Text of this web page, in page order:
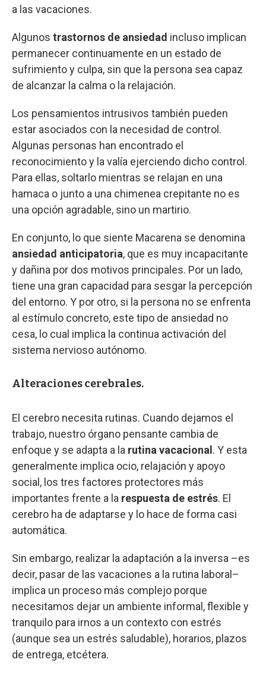
a las vacaciones.
Algunos trastornos de ansiedad incluso implican
permanecer continuamente en un estado de
sufrimiento y culpa, sin que la persona sea capaz
de alcanzar la calma o la relajación.
Los pensamientos intrusivos también pueden
estar asociados con la necesidad de control.
Algunas personas han encontrado el
reconocimiento y la valía ejerciendo dicho control.
Para ellas, soltarlo mientras se relajan en una
hamaca o junto a una chimenea crepitante no es
una opción agradable, sino un martirio.
En conjunto, lo que siente Macarena se denomina
ansiedad anticipatoria, que es muy incapacitante
y dañina por dos motivos principales. Por un lado,
tiene una gran capacidad para sesgar la percepción
del entorno. Y por otro, si la persona no se enfrenta
al estímulo concreto, este tipo de ansiedad no
cesa, lo cual implica la continua activación del
sistema nervioso autónomo.
Alteraciones cerebrales.
El cerebro necesita rutinas. Cuando dejamos el
trabajo, nuestro órgano pensante cambia de
enfoque y se adapta a la rutina vacacional . Y esta
generalmente implica ocio, relajación y apoyo
social, los tres factores protectores más
importantes frente a la respuesta de estrés. El
cerebro ha de adaptarse y lo hace de forma casi
automática.
Sin embargo, realizar la adaptación a la inversa –es
decir, pasar de las vacaciones a la rutina laboral–
implica un proceso más complejo porque
necesitamos dejar un ambiente informal, flexible y
tranquilo para irnos a un contexto con estrés
(aunque sea un estrés saludable), horarios, plazos
de entrega, etcétera.